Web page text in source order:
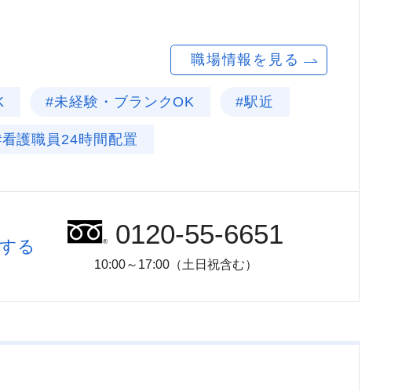
職場情報を見る
#未経験・ブランクOK #駅近
護職員24時間配置
る 0120-55-6651
10:00～17:00（土日祝含む）